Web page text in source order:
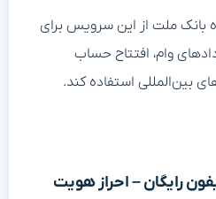
ملت از این سرویس برای
وام، افتتاح حساب
بین‌المللی استفاده کند.
رایگان – احراز هویت